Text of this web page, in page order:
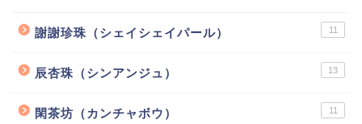
謝謝珍珠（シェイシェイパール） 11
辰杏珠（シンアンジュ） 13
閑茶坊（カンチャボウ） 11